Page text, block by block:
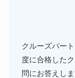
クルーズパー
度に合格した
問にお答えしま